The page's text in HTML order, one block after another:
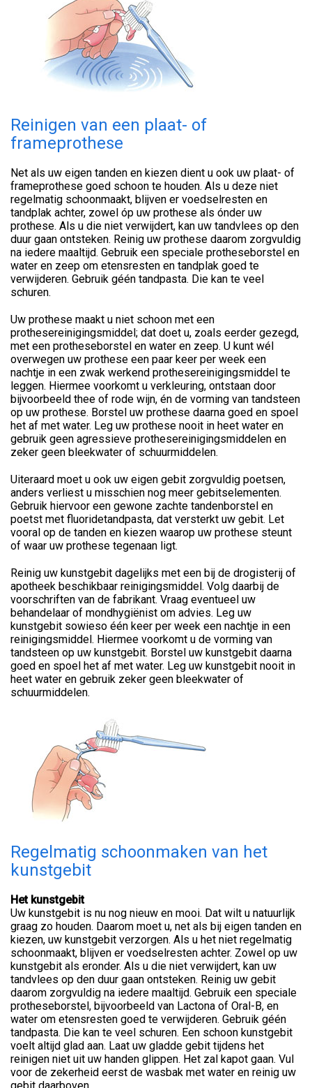
Reinigen van een plaat- of
frameprothese
Net als uw eigen tanden en kiezen dient u ook uw plaat- of
frameprothese goed schoon te houden. Als u deze niet
regelmatig schoonmaakt, blijven er voedselresten en
tandplak achter, zowel óp uw prothese als ónder uw
prothese. Als u die niet verwijdert, kan uw tandvlees op den
duur gaan ontsteken. Reinig uw prothese daarom zorgvuldig
na iedere maaltijd. Gebruik een speciale protheseborstel en
water en zeep om etensresten en tandplak goed te
verwijderen. Gebruik géén tandpasta. Die kan te veel
schuren.
Uw prothese maakt u niet schoon met een
prothesereinigingsmiddel; dat doet u, zoals eerder gezegd,
met een protheseborstel en water en zeep. U kunt wél
overwegen uw prothese een paar keer per week een
nachtje in een zwak werkend prothesereinigingsmiddel te
leggen. Hiermee voorkomt u verkleuring, ontstaan door
bijvoorbeeld thee of rode wijn, én de vorming van tandsteen
op uw prothese. Borstel uw prothese daarna goed en spoel
het af met water. Leg uw prothese nooit in heet water en
gebruik geen agressieve prothesereinigingsmiddelen en
zeker geen bleekwater of schuurmiddelen.
Uiteraard moet u ook uw eigen gebit zorgvuldig poetsen,
anders verliest u misschien nog meer gebitselementen.
Gebruik hiervoor een gewone zachte tandenborstel en
poetst met fluoridetandpasta, dat versterkt uw gebit. Let
vooral op de tanden en kiezen waarop uw prothese steunt
of waar uw prothese tegenaan ligt.
Reinig uw kunstgebit dagelijks met een bij de drogisterij of
apotheek beschikbaar reinigingsmiddel. Volg daarbij de
voorschriften van de fabrikant. Vraag eventueel uw
behandelaar of mondhygiënist om advies. Leg uw
kunstgebit sowieso één keer per week een nachtje in een
reinigingsmiddel. Hiermee voorkomt u de vorming van
tandsteen op uw kunstgebit. Borstel uw kunstgebit daarna
goed en spoel het af met water. Leg uw kunstgebit nooit in
heet water en gebruik zeker geen bleekwater of
schuurmiddelen.
Regelmatig schoonmaken van het
kunstgebit
Het kunstgebit
Uw kunstgebit is nu nog nieuw en mooi. Dat wilt u natuurlijk
graag zo houden. Daarom moet u, net als bij eigen tanden en
kiezen, uw kunstgebit verzorgen. Als u het niet regelmatig
schoonmaakt, blijven er voedselresten achter. Zowel op uw
kunstgebit als eronder. Als u die niet verwijdert, kan uw
tandvlees op den duur gaan ontsteken. Reinig uw gebit
daarom zorgvuldig na iedere maaltijd. Gebruik een speciale
protheseborstel, bijvoorbeeld van Lactona of Oral-B, en
water om etensresten goed te verwijderen. Gebruik géén
tandpasta. Die kan te veel schuren. Een schoon kunstgebit
voelt altijd glad aan. Laat uw gladde gebit tijdens het
reinigen niet uit uw handen glippen. Het zal kapot gaan. Vul
voor de zekerheid eerst de wasbak met water en reinig uw